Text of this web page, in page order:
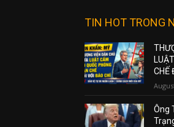
TIN HOT TRONG
CHẾ
Ông